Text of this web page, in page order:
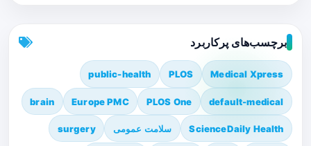
برچسب‌های پرکاربرد
Medical Xpress
PLOS
public-health
default-medical
PLOS One
Europe PMC
brain
ScienceDaily Health سلامت عمومی surgery